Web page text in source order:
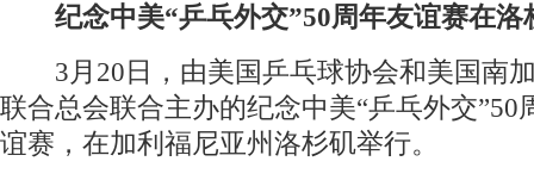
纪念中美“乒乓外交”50周年友谊赛在洛
3月20日，由美国乒乓球协会和美国南
联合总会联合主办的纪念中美“乒乓外交”50
谊赛，在加利福尼亚州洛杉矶举行。